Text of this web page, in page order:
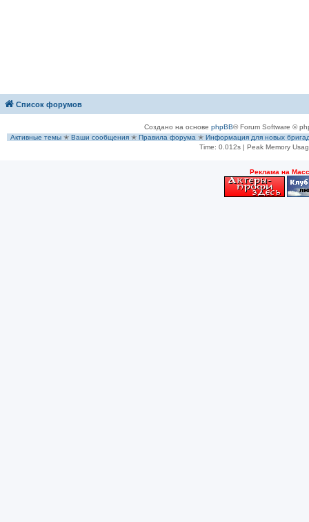
Список форумов
Создано на основе phpBB® Forum Software ©
Активные темы ✭ Ваши сообщения ✭ Правила форума ✭ Информация для новых
Time: 0.012s| Peak Memory
Рeклама на